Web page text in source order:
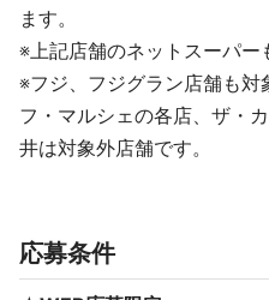
ます。
※上記店舗のネットスーパー
※フジ、フジグラン店舗も
フ・マルシェの各店、ザ・
井は対象外店舗です。
応募条件